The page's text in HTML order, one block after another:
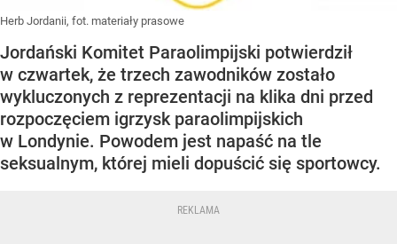
Herb Jordanii, fot. materiały prasowe
Jordański Komitet Paraolimpijski potwierdził
w czwartek, że trzech zawodników zostało
wykluczonych z reprezentacji na klika dni przed
rozpoczęciem igrzysk paraolimpijskich
w Londynie. Powodem jest napaść na tle
seksualnym, której mieli dopuścić się sportowcy.